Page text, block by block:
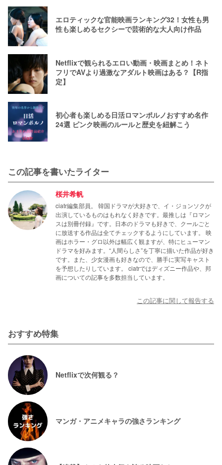
エロティックな官能映画ランキング32！女性も男
性も楽しめるセクシーで芸術的な大人向け作品
Netflixで観られるエロい動画・映画まとめ！ネト
フリでAVより過激なアダルト映画はある？【R指
定】
初心者も楽しめる日活ロマンポルノおすすめ名作
24選 ピンク映画のルールと歴史を紐解こう
この記事を書いたライター
桜井希帆
ciatr編集部員。 韓国ドラマが大好きで、イ・ジョンソクが
出演しているものはもれなく好きです。最推しは『ロマン
スは別冊付録』です。日本のドラマも好きで、クールごと
に放送する作品は全てチェックするようにしています。 映
画はホラー・グロ以外は幅広く観ますが、特にヒューマン
ドラマを好みます。“人間らしさ”を丁寧に描いた作品が好き
です。また、少女漫画も好きなので、勝手に実写キャスト
を予想したりしています。 ciatrではディズニー作品や、邦
画についての記事を多数担当しています。
この記事に関して報告する
おすすめ特集
Netflixで次何観る？
マンガ・アニメキャラの強さランキング